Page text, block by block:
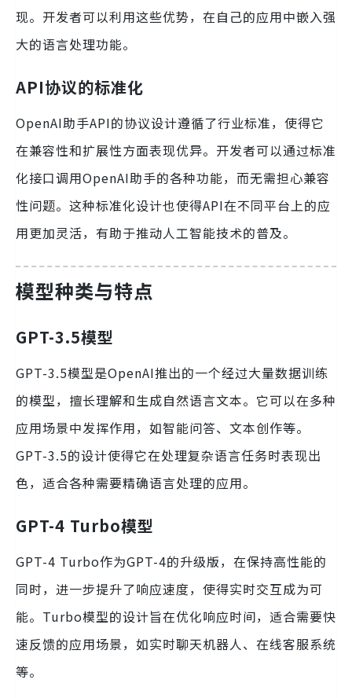
现。开发者可以利用这些优势，在自己的应用中嵌入强
大的语言处理功能。
API协议的标准化
OpenAI助手API的协议设计遵循了行业标准，使得它
在兼容性和扩展性方面表现优异。开发者可以通过标准
化接口调用OpenAI助手的各种功能，而无需担心兼容
性问题。这种标准化设计也使得API在不同平台上的应
用更加灵活，有助于推动人工智能技术的普及。
模型种类与特点
GPT-3.5模型
GPT-3.5模型是OpenAI推出的一个经过大量数据训练
的模型，擅长理解和生成自然语言文本。它可以在多种
应用场景中发挥作用，如智能问答、文本创作等。
GPT-3.5的设计使得它在处理复杂语言任务时表现出
色，适合各种需要精确语言处理的应用。
GPT-4 Turbo模型
GPT-4 Turbo作为GPT-4的升级版，在保持高性能的
同时，进一步提升了响应速度，使得实时交互成为可
能。Turbo模型的设计旨在优化响应时间，适合需要快
速反馈的应用场景，如实时聊天机器人、在线客服系统
等。